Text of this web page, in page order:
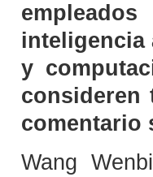
y
consideren
comentario
Wang